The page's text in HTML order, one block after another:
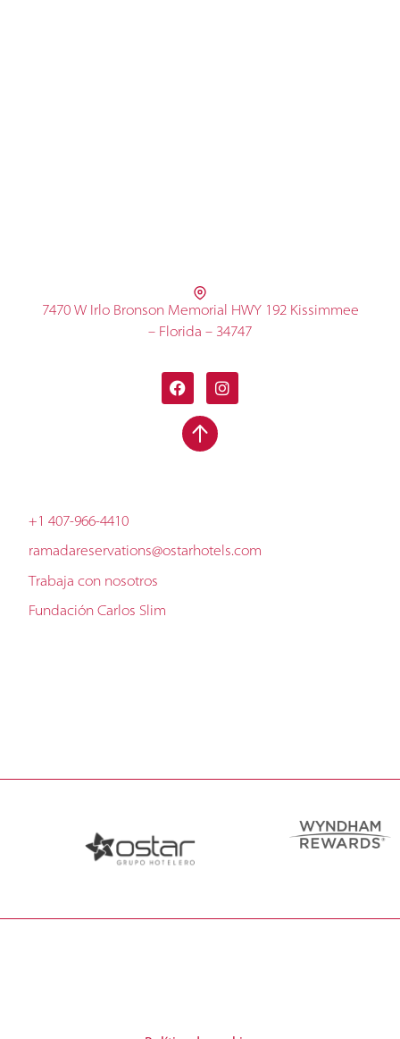
7470 W Irlo Bronson Memorial HWY 192 Kissimmee
– Florida – 34747
+1 407-966-4410
ramadareservations@ostarhotels.com
Trabaja con nosotros
Fundación Carlos Slim